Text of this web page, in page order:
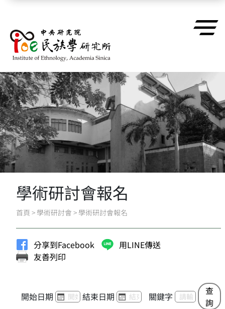
學術研討會報名
首頁 > 學術研討會 > 學術研討會報名
分享到Facebook
用LINE傳送
友善列印
開始日期 結束日期 關鍵字
查
詢